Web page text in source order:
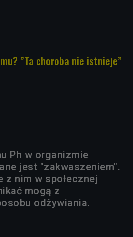
”Ta choroba nie istnieje”
Ph w organizmie
jest "zakwaszeniem".
z nim w społecznej
mogą z
odżywiania.